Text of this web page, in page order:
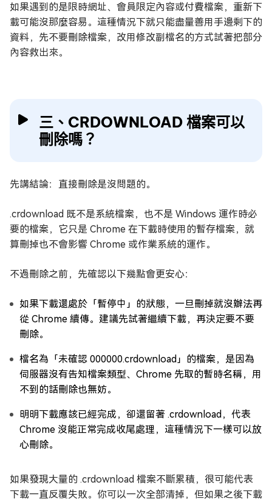
如果遇到的是限時網址、會員限定內容或付費檔案，重新下
載可能沒那麼容易。這種情況下就只能盡量善用手邊剩下的
資料，先不要刪除檔案，改用修改副檔名的方式試著把部分
內容救出來。
三、CRDOWNLOAD 檔案可以
刪除嗎？
先講結論：直接刪除是沒問題的。
.crdownload 既不是系統檔案，也不是 Windows 運作時必
要的檔案，它只是 Chrome 在下載時使用的暫存檔案，就
算刪掉也不會影響 Chrome 或作業系統的運作。
不過刪除之前，先確認以下幾點會更安心：
如果下載還處於「暫停中」的狀態，一旦刪掉就沒辦法再
從 Chrome 續傳。建議先試著繼續下載，再決定要不要
刪除。
檔名為「未確認 000000.crdownload」的檔案，是因為
伺服器沒有告知檔案類型、Chrome 先取的暫時名稱，用
不到的話刪除也無妨。
明明下載應該已經完成，卻還留著 .crdownload，代表
Chrome 沒能正常完成收尾處理，這種情況下一樣可以放
心刪除。
如果發現大量的 .crdownload 檔案不斷累積，很可能代表
下載一直反覆失敗。你可以一次全部清掉，但如果之後下載